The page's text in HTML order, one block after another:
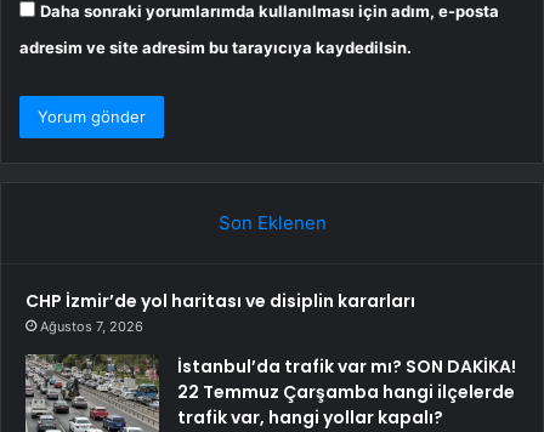
Daha sonraki yorumlarımda kullanılması için adım, e-posta
adresim ve site adresim bu tarayıcıya kaydedilsin.
Son Eklenen
CHP İzmir’de yol haritası ve disiplin kararları
Ağustos 7, 2026
İstanbul’da trafik var mı? SON DAKİKA!
22 Temmuz Çarşamba hangi ilçelerde
trafik var, hangi yollar kapalı?